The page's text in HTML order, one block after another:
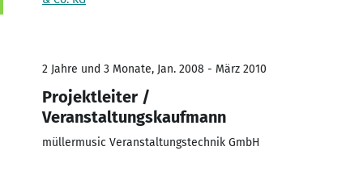
2 Jahre und 3 Monate, Jan. 2008 - März 2010
Projektleiter /
Veranstaltungskaufmann
müllermusic Veranstaltungstechnik GmbH